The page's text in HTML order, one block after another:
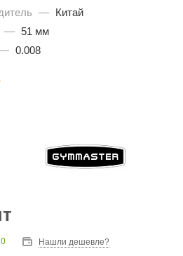
— Китай
— 51 мм
0.008
Нашли дешевле?